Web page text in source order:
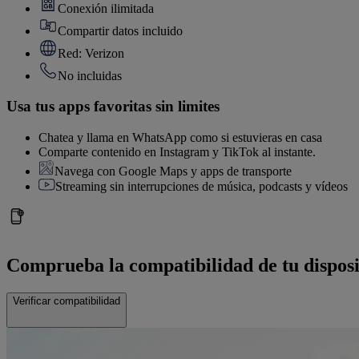
Conexión ilimitada
Compartir datos incluido
Red: Verizon
No incluidas
Usa tus apps favoritas sin limites
Chatea y llama en WhatsApp como si estuvieras en casa
Comparte contenido en Instagram y TikTok al instante.
Navega con Google Maps y apps de transporte
Streaming sin interrupciones de música, podcasts y vídeos
Comprueba la compatibilidad de tu
Verificar compatibilidad